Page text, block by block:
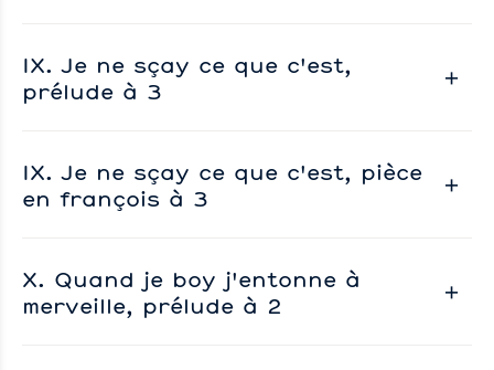
IX. Je ne sçay ce que c'est,
prélude à 3
IX. Je ne sçay ce que c'est, pièce
en françois à 3
X. Quand je boy j'entonne à
merveille, prélude à 2